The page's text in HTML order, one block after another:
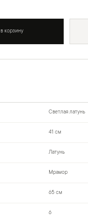
корзину
Светлая латунь
41 см
Латунь
Мрамор
65 см
6